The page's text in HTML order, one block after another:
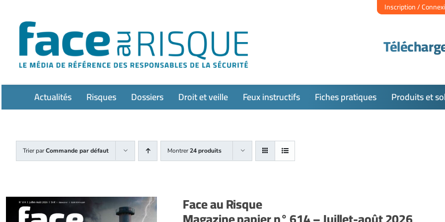
contenu
Inscription /
Actualités Risques Dossiers Droit et veille Feux instructifs Fiches pratiques Produits et
Trier parCommande par défaut Montrer24 produits
Face au Risque